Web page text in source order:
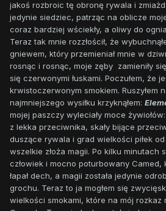
jakoś rozbroic tę obronę rywala i
jedynie siedziec, patrząc na oblicze
coraz bardziej wściekły, a oliwy do
Teraz tak mnie rozzłościł, że
gniewem, który przemieniał mnie w
rosnąc i rosnąc, moje zęby zamieniły
się czerwonymi łuskami. Poczułem, że
krwistoczerwonym smokiem. Ruszyłem
najmniejszego wysiłku krzyknąłem:
mojej paszczy wyleciały moce
z lekka przeciwnika, skały bijące
duszące rywala i grad wielkości piłek
wszelkie złoża magii. Po kilku minutach
człowiek i mocno poturbowany Camed,
łapał dech, a magii została jedynie
grochu. Teraz to ja mogłem się
wielkości smokami, które na mój rozkaz